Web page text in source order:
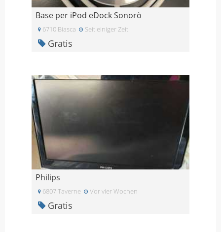
Base per iPod eDock Sonorò
6710 Biasca Seit einiger Zeit
Gratis
Philips
6807 Taverne Vor vier Wochen
Gratis